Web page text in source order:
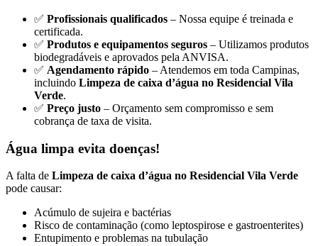
✅ Profissionais qualificados – Nossa equipe é treinada e
certificada.
✅ Produtos e equipamentos seguros – Utilizamos produtos
biodegradáveis e aprovados pela ANVISA.
✅ Agendamento rápido – Atendemos em toda Campinas,
incluindo Limpeza de caixa d’água no Residencial Vila
Verde.
✅ Preço justo – Orçamento sem compromisso e sem
cobrança de taxa de visita.
Água limpa evita doenças!
A falta de Limpeza de caixa d’água no Residencial Vila Verde
pode causar:
Acúmulo de sujeira e bactérias
Risco de contaminação (como leptospirose e gastroenterites)
Entupimento e problemas na tubulação